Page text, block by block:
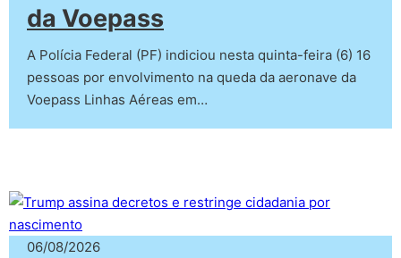
da Voepass
A Polícia Federal (PF) indiciou nesta quinta-feira (6) 16
pessoas por envolvimento na queda da aeronave da
Voepass Linhas Aéreas em…
06/08/2026